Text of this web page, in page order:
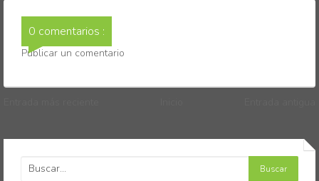
0 comentarios :
Publicar un comentario